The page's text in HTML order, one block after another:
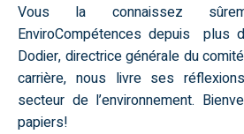
Vous la connaissez
EnviroCompétences depuis plus
Dodier, directrice générale du
carrière, nous livre ses
secteur de l’environnement.
papiers!